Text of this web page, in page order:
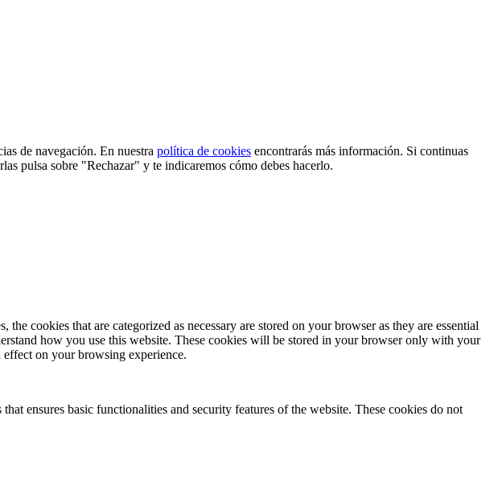
de navegación. En nuestra política de cookies encontrarás más información. Si continuas
pulsa sobre "Rechazar" y te indicaremos cómo debes hacerlo.
cookies that are categorized as necessary are stored on your browser as they are essential
how you use this website. These cookies will be stored in your browser only with your
on your browsing experience.
ensures basic functionalities and security features of the website. These cookies do not